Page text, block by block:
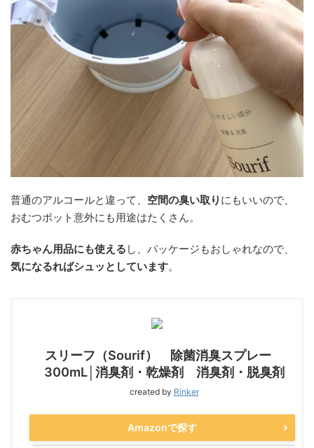
普通のアルコールと違って、 空間の臭い取り にもいいので、
おむつポット意外にも用途はたくさん。
赤ちゃん用品にも使える し、パッケージもおしゃれなので、
気になるればシュッとしています。
スリーフ（Sourif） 除菌消臭スプレー
300mL│消臭剤・乾燥剤 消臭剤・脱臭剤
created by Rinker
Amazonで探す